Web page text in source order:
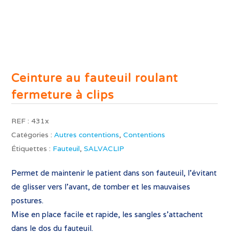
Ceinture au fauteuil roulant
fermeture à clips
REF : 431x
Catégories : Autres contentions,Contentions
Étiquettes : Fauteuil,SALVACLIP
Permet de maintenir le patient dans son fauteuil, l’évitant
de glisser vers l’avant, de tomber et les mauvaises
postures.
Mise en place facile et rapide, les sangles s’attachent
dans le dos du fauteuil.